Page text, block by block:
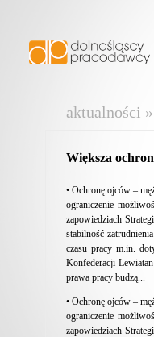
aktualności
Większa
• Ochronę ojców –
ograniczenie
zapowiedziach
stabilność
czasu pracy m.in.
Konfederacji
prawa pracy budzą...
• Ochronę ojców –
ograniczenie
zapowiedziach